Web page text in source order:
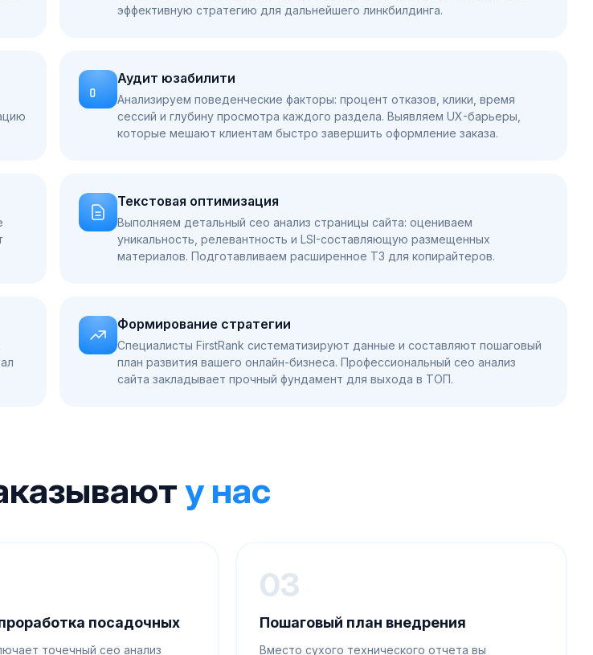
эффективную стратегию для дальнейшего линкбилдинга.
Аудит юзабилити
Анализируем поведенческие факторы: процент отказов, клики, время
сессий и глубину просмотра каждого раздела. Выявляем UX-барьеры,
которые мешают клиентам быстро завершить оформление заказа.
Текстовая оптимизация
Выполняем детальный сео анализ страницы сайта: оцениваем
уникальность, релевантность и LSI-составляющую размещенных
материалов. Подготавливаем расширенное ТЗ для копирайтеров.
Формирование стратегии
Специалисты FirstRank систематизируют данные и составляют пошаговый
план развития вашего онлайн-бизнеса. Профессиональный сео анализ
сайта закладывает прочный фундамент для выхода в ТОП.
у нас
посадочных
точечный сео анализ
03
Пошаговый план внедрения
Вместо сухого технического отчета вы